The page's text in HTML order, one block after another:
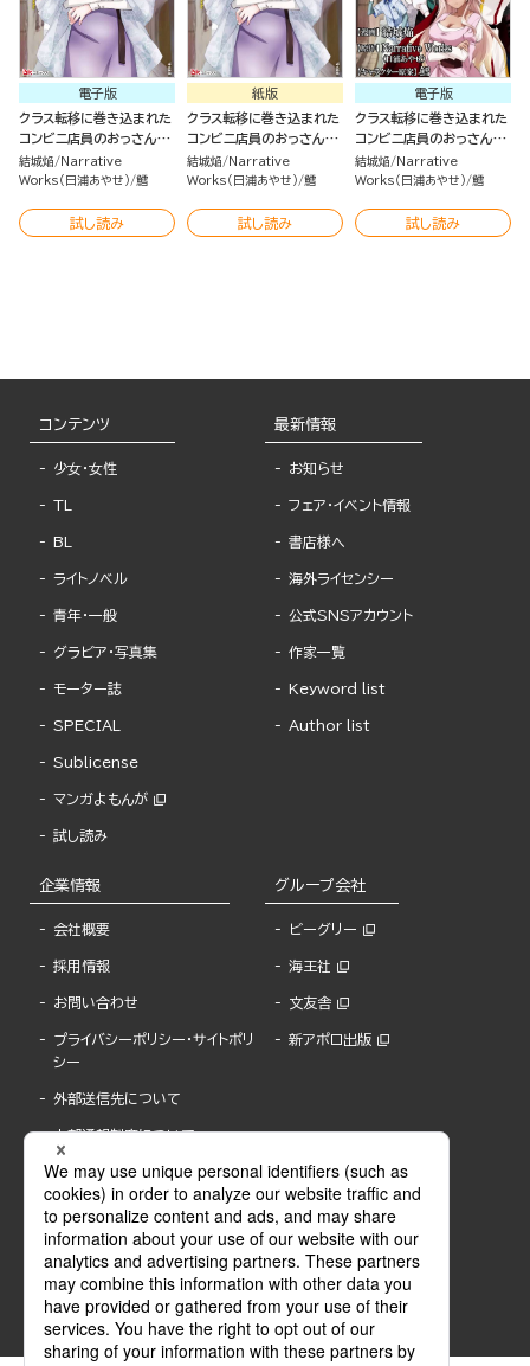
電子版
クラス転移に巻き込まれた
コンビニ店員のおっさん、
勇者には必要なかった余り
物スキルを駆使して最強と
結城焔
Narrative
Works（日浦あやせ） 鱈
試し読み
紙版
クラス転移に巻き込まれた
コンビニ店員のおっさん、
勇者には必要なかった余り
物スキルを駆使して最強と
結城焔
Narrative
Works（日浦あやせ） 鱈
試し読み
電子版
クラス転移に巻き込まれた
コンビニ店員のおっさん、
勇者には必要なかった余り
物スキルを駆使して最強と
（分冊版）
結城焔
Narrative
Works（日浦あやせ） 鱈
試し読み
コンテンツ
少女・女性
TL
BL
ライトノベル
青年・一般
グラビア・写真集
モーター誌
SPECIAL
Sublicense
マンガよもんが
試し読み
最新情報
お知らせ
フェア・イベント情報
書店様へ
海外ライセンシー
公式SNSアカウント
作家一覧
Keyword list
Author list
企業情報
会社概要
採用情報
お問い合わせ
プライバシーポリシー・サイトポリ
シー
外部送信先について
内部通報制度について
グループ会社
ビーグリー
海王社
文友舎
新アポロ出版